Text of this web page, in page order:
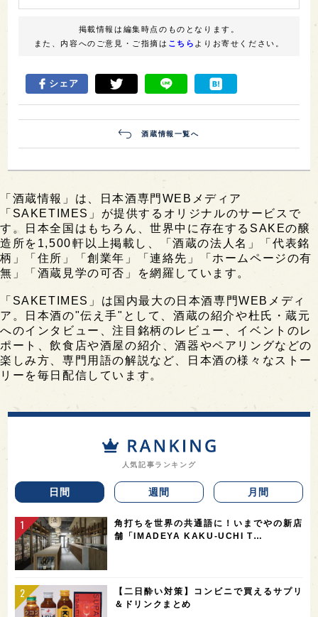
掲載情報は編集時点のものとなります。
また、内容へのご意見・ご指摘は こちら よりお寄せください。
シェア
酒蔵情報一覧へ
「酒蔵情報」は、日本酒専門WEBメディア
「SAKETIMES」が提供するオリジナルのサービスで
す。日本全国はもちろん、世界中に存在するSAKEの醸
造所を1,500軒以上掲載し、「酒蔵の法人名」「代表銘
柄」「住所」「創業年」「連絡先」「ホームページの有
無」「酒蔵見学の可否」を網羅しています。
「SAKETIMES」は国内最大の日本酒専門WEBメディ
ア。日本酒の"伝え手"として、酒蔵の紹介や杜氏・蔵元
へのインタビュー、注目銘柄のレビュー、イベントのレ
ポート、飲食店や酒屋の紹介、酒器やペアリングなどの
楽しみ方、専門用語の解説など、日本酒の様々なストー
リーを毎日配信しています。
人気記事ランキング
日間 週間 月間
角打ちを世界の共通語に！いまでやの新店
舗「IMADEYA KAKU-UCHI T…
【二日酔い対策】コンビニで買えるサプリ
＆ドリンクまとめ